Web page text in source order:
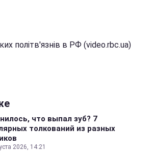
політв'язнів в РФ (video.rbc.ua)
что выпал зуб? 7
толкований из разных
2026, 14:21